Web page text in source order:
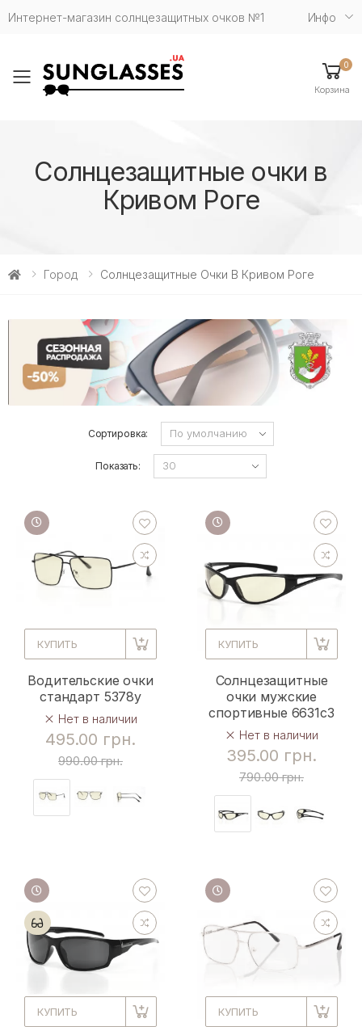
Интернет-магазин солнцезащитных очков №1 Инфо
Toggle mobile menu
0
Корзина
Солнцезащитные очки в
Кривом Роге
Город Солнцезащитные Очки В Кривом Роге
Сортировка:
Показать:
КУПИТЬ
Водительские очки
стандарт 5378y
Нет в наличии
495.00 грн.
990.00 грн.
КУПИТЬ
Солнцезащитные
очки мужские
спортивные 6631c3
Нет в наличии
395.00 грн.
790.00 грн.
КУПИТЬ КУПИТЬ